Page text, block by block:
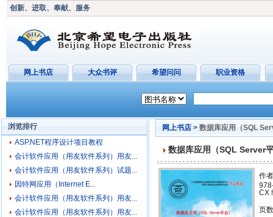
创新、进取、奉献、服务
网上书店 大众书评 希望问问 职业资格
浏览排行
ASP.NET程序设计项目教程
会计软件应用（用友软件系列）用友...
会计软件应用（用友软件系列）试题...
因特网应用（Internet E...
会计软件应用（用友软件系列）用友...
会计软件应用（用友软件系列）用友...
网上书店 > 数据库应用（SQL
数据库应用（SQL Server
作
CX
页